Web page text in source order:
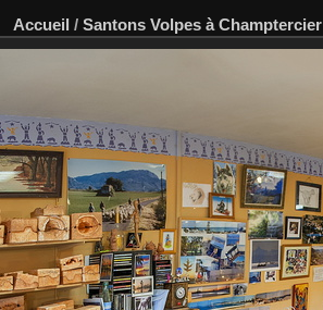
Accueil / Santons Volpes à Champtercier